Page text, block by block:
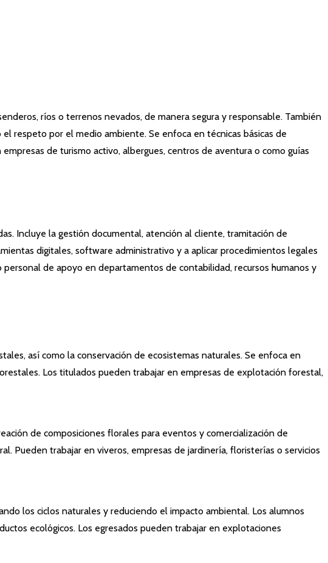
ríos o terrenos nevados, de manera segura y responsable. También
respeto por el medio ambiente. Se enfoca en técnicas básicas de
de turismo activo, albergues, centros de aventura o como guías
Incluye la gestión documental, atención al cliente, tramitación de
digitales, software administrativo y a aplicar procedimientos legales
de apoyo en departamentos de contabilidad, recursos humanos y
así como la conservación de ecosistemas naturales. Se enfoca en
Los titulados pueden trabajar en empresas de explotación forestal,
de composiciones florales para eventos y comercialización de
Pueden trabajar en viveros, empresas de jardinería, floristerías o servicios
los ciclos naturales y reduciendo el impacto ambiental. Los alumnos
ecológicos. Los egresados pueden trabajar en explotaciones